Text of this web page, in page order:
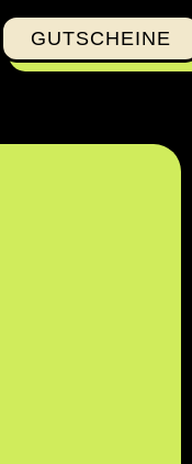
GUTSCHEINE